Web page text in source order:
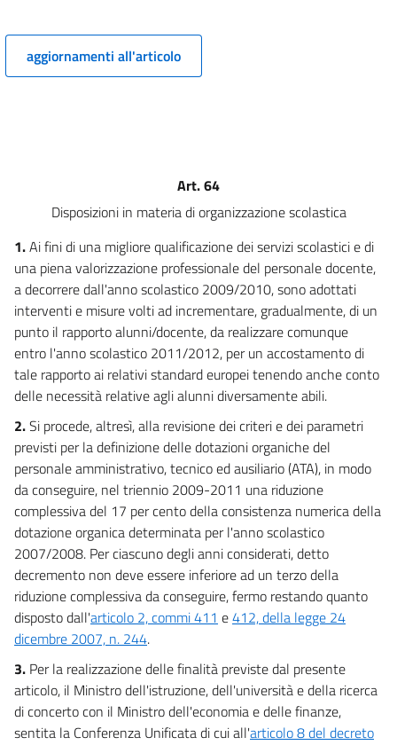
6 sexies
10
Capo IV
Casa e infrastrutture
11
12
13
14
14 bis
Capo V
Istruzione e ricerca
15
16
17
Capo VI
Liberalizzazioni e deregolazione
18
19
20
21
22
23
aggiornamenti all'articolo
Art. 64
Disposizioni in materia di organizzazione scolastica
1.Ai fini di una migliore qualificazione dei servizi scolastici e di
una piena valorizzazione professionale del personale docente,
a decorrere dall'anno scolastico 2009/2010, sono adottati
interventi e misure volti ad incrementare, gradualmente, di un
punto il rapporto alunni/docente, da realizzare comunque
entro l'anno scolastico 2011/2012, per un accostamento di
tale rapporto ai relativi standard europei tenendo anche conto
delle necessità relative agli alunni diversamente abili.
2.Si procede, altresì, alla revisione dei criteri e dei parametri
previsti per la definizione delle dotazioni organiche del
personale amministrativo, tecnico ed ausiliario (ATA), in modo
da conseguire, nel triennio 2009-2011 una riduzione
complessiva del 17 per cento della consistenza numerica della
dotazione organica determinata per l'anno scolastico
2007/2008. Per ciascuno degli anni considerati, detto
decremento non deve essere inferiore ad un terzo della
riduzione complessiva da conseguire, fermo restando quanto
disposto dall'articolo 2, commi 411 e412, della legge 24
dicembre 2007, n. 244.
3. Per la realizzazione delle finalità previste dal presente
articolo, il Ministro dell'istruzione, dell'università e della ricerca
di concerto con il Ministro dell'economia e delle finanze,
sentita la Conferenza Unificata di cui all'articolo 8 del decreto